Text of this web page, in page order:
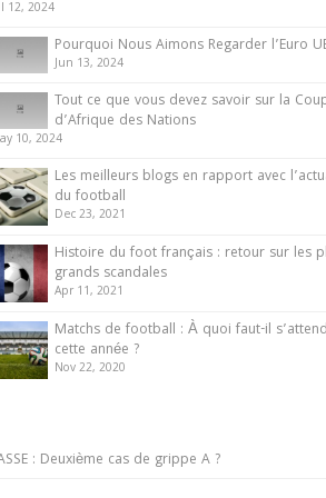
12, 2024
Pourquoi Nous Aimons Regarder l’Euro
Jun 13, 2024
Tout ce que vous devez savoir sur la
d’Afrique des Nations
10, 2024
Les meilleurs blogs en rapport avec
du football
Dec 23, 2021
Histoire du foot français : retour sur les
grands scandales
Apr 11, 2021
Matchs de football : À quoi faut-il
cette année ?
Nov 22, 2020
: Deuxième cas de grippe A ?